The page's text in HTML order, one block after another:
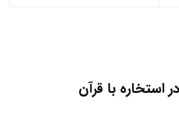
استخاره با قرآن